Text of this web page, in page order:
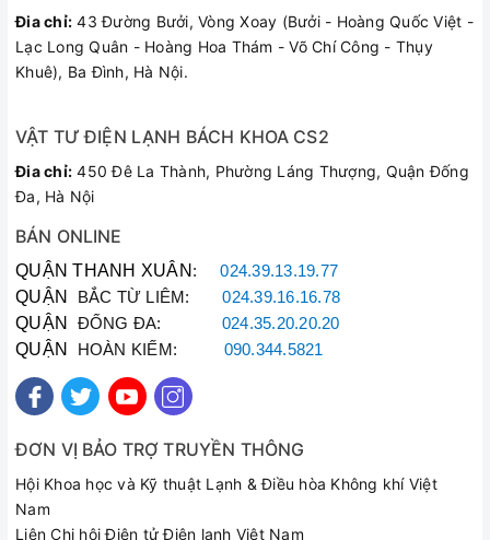
Đia chỉ: 43 Đường Bưởi, Vòng Xoay (Bưởi - Hoàng Quốc Việt -
Lạc Long Quân - Hoàng Hoa Thám - Võ Chí Công - Thụy
Khuê), Ba Đình, Hà Nội.
VẬT TƯ ĐIỆN LẠNH BÁCH KHOA CS2
Đia chỉ: 450 Đê La Thành, Phường Láng Thượng, Quận Đống
Đa, Hà Nội
BÁN ONLINE
QUẬN THANH XUÂN :024.39.13.19.77
QUẬN BẮC TỪ LIÊM:024.39.16.16.78
QUẬN ĐỐNG ĐA: 024.35.20.20.20
QUẬN HOÀN KIẾM: 090.344.5821
ĐƠN VỊ BẢO TRỢ TRUYỀN THÔNG
Hội Khoa học và Kỹ thuật Lạnh & Điều hòa Không khí Việt
Nam
Liên Chi hội Điện tử Điện lạnh Việt Nam